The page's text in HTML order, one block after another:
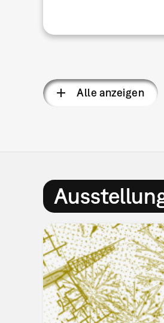
Alle anzeigen